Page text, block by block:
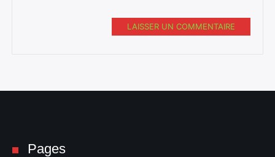
LAISSER UN COMMENTAIRE
Pages